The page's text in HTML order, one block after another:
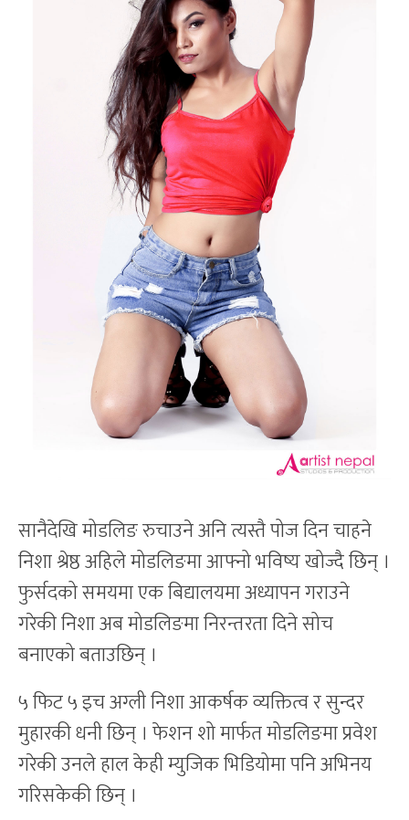
सानैदेखि मोडलिङ रुचाउने अनि त्यस्तै पोज दिन चाहने
निशा श्रेष्ठ अहिले मोडलिङमा आफ्नो भविष्य खोज्दै छिन् ।
फुर्सदको समयमा एक बिद्यालयमा अध्यापन गराउने
गरेकी निशा अब मोडलिङमा निरन्तरता दिने सोच
बनाएको बताउछिन् ।
५ फिट ५ इच अग्ली निशा आकर्षक व्यक्तित्व र सुन्दर
मुहारकी धनी छिन् । फेशन शो मार्फत मोडलिङमा प्रवेश
गरेकी उनले हाल केही म्युजिक भिडियोमा पनि अभिनय
गरिसकेकी छिन् ।